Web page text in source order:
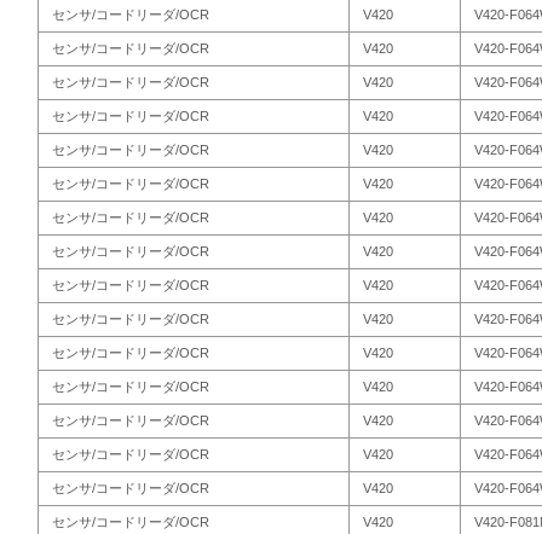
センサ/コードリーダ/OCR V420 V420-
センサ/コードリーダ/OCR V420 V420-
センサ/コードリーダ/OCR V420 V420-
センサ/コードリーダ/OCR V420 V420-
センサ/コードリーダ/OCR V420 V420-
センサ/コードリーダ/OCR V420 V420-
センサ/コードリーダ/OCR V420 V420-
センサ/コードリーダ/OCR V420 V420-
センサ/コードリーダ/OCR V420 V420-
センサ/コードリーダ/OCR V420 V420-
センサ/コードリーダ/OCR V420 V420-
センサ/コードリーダ/OCR V420 V420-
センサ/コードリーダ/OCR V420 V420-
センサ/コードリーダ/OCR V420 V420-
センサ/コードリーダ/OCR V420 V420-
センサ/コードリーダ/OCR V420 V420-